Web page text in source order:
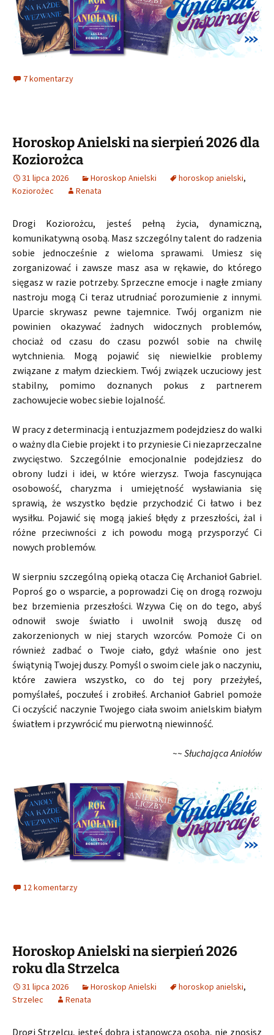
7 komentarzy
Horoskop Anielski na sierpień 2026 dla
Koziorożca
31 lipca 2026 Horoskop Anielski horoskop anielski,
Koziorożec
Renata
Drogi Koziorożcu, jesteś pełną życia, dynamiczną,
komunikatywną osobą. Masz szczególny talent do radzenia
sobie jednocześnie z wieloma sprawami. Umiesz się
zorganizować i zawsze masz asa w rękawie, do którego
sięgasz w razie potrzeby. Sprzeczne emocje i nagłe zmiany
nastroju mogą Ci teraz utrudniać porozumienie z innymi.
Uparcie skrywasz pewne tajemnice. Twój organizm nie
powinien okazywać żadnych widocznych problemów,
chociaż od czasu do czasu pozwól sobie na chwilę
wytchnienia. Mogą pojawić się niewielkie problemy
związane z małym dzieckiem. Twój związek uczuciowy jest
stabilny, pomimo doznanych pokus z partnerem
zachowujecie wobec siebie lojalność.
W pracy z determinacją i entuzjazmem podejdziesz do walki
o ważny dla Ciebie projekt i to przyniesie Ci niezaprzeczalne
zwycięstwo. Szczególnie emocjonalnie podejdziesz do
obrony ludzi i idei, w które wierzysz. Twoja fascynująca
osobowość, charyzma i umiejętność wysławiania się
sprawią, że wszystko będzie przychodzić Ci łatwo i bez
wysiłku. Pojawić się mogą jakieś błędy z przeszłości, żal i
różne przeciwności z ich powodu mogą przysporzyć Ci
nowych problemów.
W sierpniu szczególną opieką otacza Cię Archanioł Gabriel.
Poproś go o wsparcie, a poprowadzi Cię on drogą rozwoju
bez brzemienia przeszłości. Wzywa Cię on do tego, abyś
odnowił swoje światło i uwolnił swoją duszę od
zakorzenionych w niej starych wzorców. Pomoże Ci on
również zadbać o Twoje ciało, gdyż właśnie ono jest
świątynią Twojej duszy. Pomyśl o swoim ciele jak o naczyniu,
które zawiera wszystko, co do tej pory przeżyłeś,
pomyślałeś, poczułeś i zrobiłeś. Archanioł Gabriel pomoże
Ci oczyścić naczynie Twojego ciała swoim anielskim białym
światłem i przywrócić mu pierwotną niewinność.
~~ Słuchająca Aniołów
12 komentarzy
Horoskop Anielski na sierpień 2026
roku dla Strzelca
31 lipca 2026 Horoskop Anielski horoskop anielski,
Strzelec
Renata
Drogi Strzelcu, jesteś dobrą i stanowczą osobą, nie znosisz